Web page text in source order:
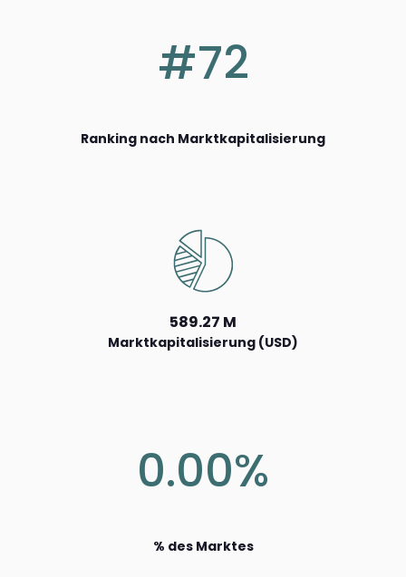
#72
Ranking nach Marktkapitalisierung
589.27 M
Marktkapitalisierung (USD)
0.00%
% des Marktes